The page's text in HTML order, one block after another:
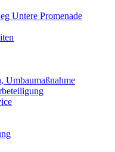
Untere Promenade
Umbaumaßnahme